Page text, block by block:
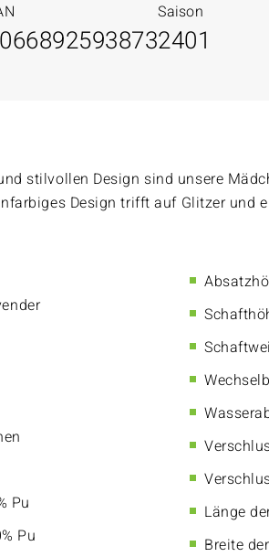
Saison
2401
stilvollen Design sind unsere
Design trifft auf Glitzer und
Pu
Pu
Länge
Breite